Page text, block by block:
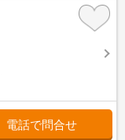
電話で問合せ